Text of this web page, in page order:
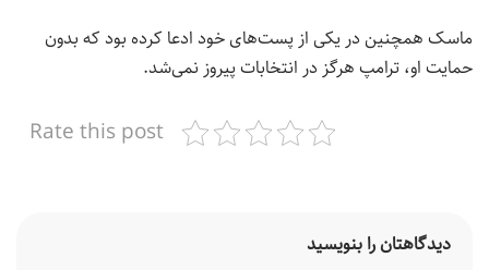
ماسک همچنین در یکی از پست‌های خود ادعا کرده بود که بدون
حمایت او، ترامپ هرگز در انتخابات پیروز نمی‌شد.
Rate this post
دیدگاهتان را بنویسید